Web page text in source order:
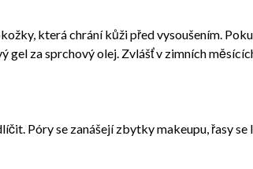
která chrání kůži před vysoušením.
gel za sprchový olej. Zvlášť v zimních
Póry se zanášejí zbytky makeupu, řasy